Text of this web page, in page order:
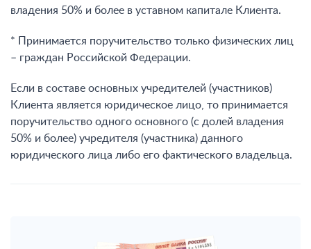
владения 50% и более в уставном капитале Клиента.
* Принимается поручительство только физических лиц
– граждан Российской Федерации.
Если в составе основных учредителей (участников)
Клиента является юридическое лицо, то принимается
поручительство одного основного (с долей владения
50% и более) учредителя (участника) данного
юридического лица либо его фактического владельца.